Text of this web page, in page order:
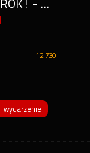
ŚPIEWAJĄCO W NOWY ROK! - KOMEDIOWA OPERETKA PEŁNA PRZEBOJÓW
12 730
wydarzenie